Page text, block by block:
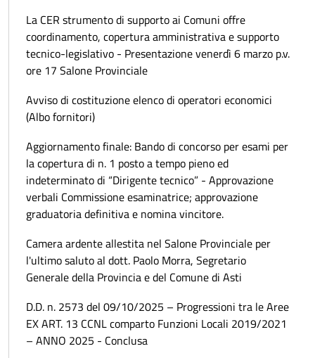
La CER strumento di supporto ai Comuni offre
coordinamento, copertura amministrativa e supporto
tecnico-legislativo - Presentazione venerdì 6 marzo p.v.
ore 17 Salone Provinciale
Avviso di costituzione elenco di operatori economici
(Albo fornitori)
Aggiornamento finale: Bando di concorso per esami per
la copertura di n. 1 posto a tempo pieno ed
indeterminato di “Dirigente tecnico” - Approvazione
verbali Commissione esaminatrice; approvazione
graduatoria definitiva e nomina vincitore.
Camera ardente allestita nel Salone Provinciale per
l'ultimo saluto al dott. Paolo Morra, Segretario
Generale della Provincia e del Comune di Asti
D.D. n. 2573 del 09/10/2025 – Progressioni tra le Aree
EX ART. 13 CCNL comparto Funzioni Locali 2019/2021
– ANNO 2025 - Conclusa